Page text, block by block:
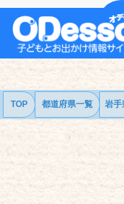
TOP 都道府県一覧 岩手